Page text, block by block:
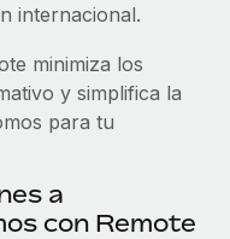
internacional.
minimiza los
y simplifica la
para tu
a
con Remote